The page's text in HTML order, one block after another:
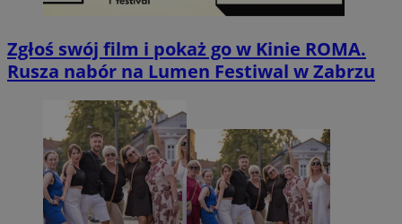
Zgłoś swój film i pokaż go w Kinie ROMA.
Rusza nabór na Lumen Festiwal w Zabrzu